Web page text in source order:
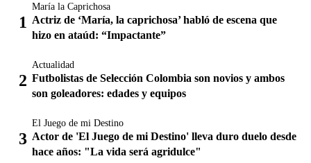
María la Caprichosa
Actriz de ‘María, la caprichosa’ habló de escena que
hizo en ataúd: “Impactante”
Actualidad
Futbolistas de Selección Colombia son novios y ambos
son goleadores: edades y equipos
El Juego de mi Destino
Actor de 'El Juego de mi Destino' lleva duro duelo desde
hace años: "La vida será agridulce"